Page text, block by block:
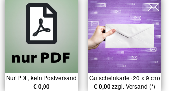
Nur PDF, kein Postversand
€ 0,00
Gutscheinkarte (20 x 9 cm)
€ 0,00 zzgl. Versand (*)